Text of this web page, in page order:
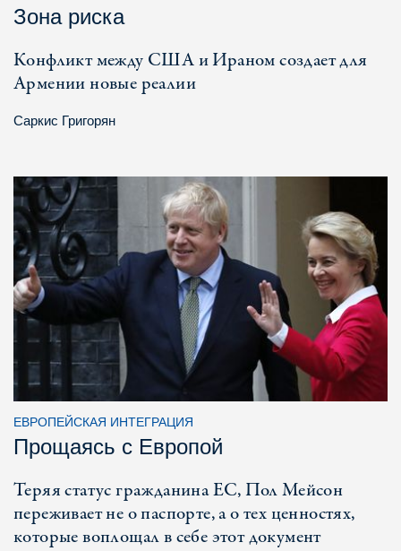
Зона риска
Конфликт между США и Ираном создает для
Армении новые реалии
Саркис Григорян
ЕВРОПЕЙСКАЯ ИНТЕГРАЦИЯ
Прощаясь с Европой
Теряя статус гражданина ЕС, Пол Мейсон
переживает не о паспорте, а о тех ценностях,
которые воплощал в себе этот документ